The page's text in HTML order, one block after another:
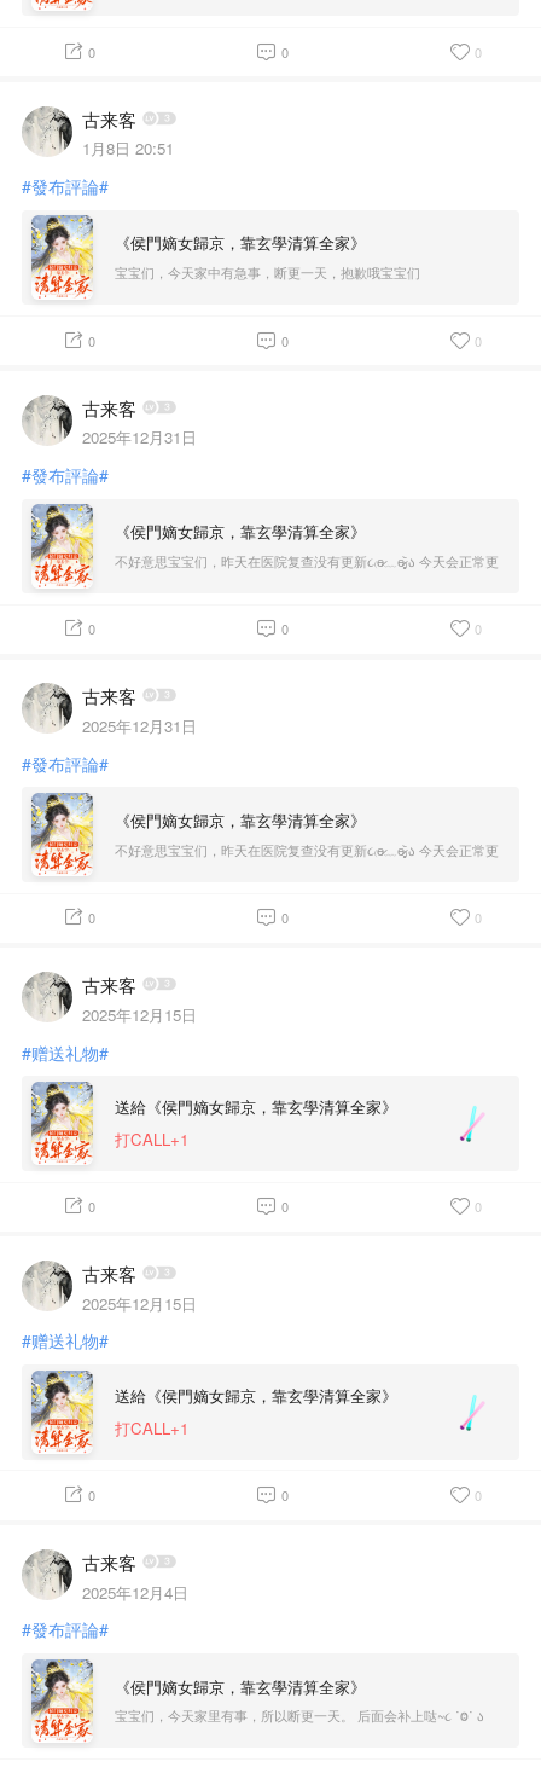
0 0 0
古来客
1月8日 20:51
#發布評論#
《侯門嫡女歸京，靠玄學清算全家》
宝宝们，今天家中有急事，断更一天，抱歉哦宝宝们
0 0 0
古来客
2025年12月31日
#發布評論#
《侯門嫡女歸京，靠玄學清算全家》
不好意思宝宝们，昨天在医院复查没有更新૮₍ɵ̷﹏ɵ̷̥̥᷅₎ა 今天会正常更
0 0 0
古来客
2025年12月31日
#發布評論#
《侯門嫡女歸京，靠玄學清算全家》
不好意思宝宝们，昨天在医院复查没有更新૮₍ɵ̷﹏ɵ̷̥̥᷅₎ა 今天会正常更
0 0 0
古来客
2025年12月15日
#赠送礼物#
送給《侯門嫡女歸京，靠玄學清算全家》
打CALL+1
0 0 0
古来客
2025年12月15日
#赠送礼物#
送給《侯門嫡女歸京，靠玄學清算全家》
打CALL+1
0 0 0
古来客
2025年12月4日
#發布評論#
《侯門嫡女歸京，靠玄學清算全家》
宝宝们，今天家里有事，所以断更一天。 后面会补上哒~૮ ˙Ⱉ˙ ა